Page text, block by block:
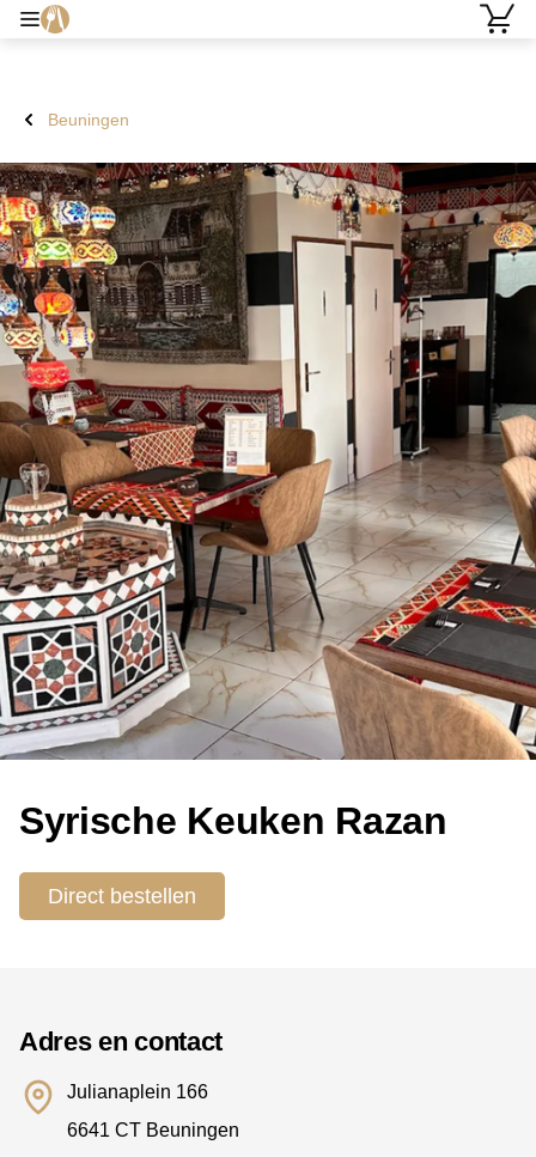
Beuningen
Syrische Keuken Razan
Direct bestellen
Adres en contact
Julianaplein 166
6641 CT Beuningen